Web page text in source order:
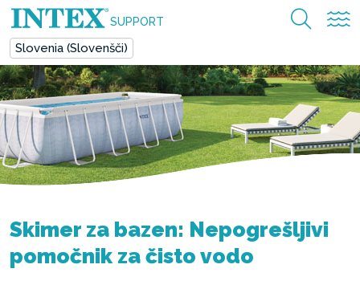
SUPPORT
Slovenia (Slovenšči)
Skimer za bazen: Nepogrešljivi
pomočnik za čisto vodo